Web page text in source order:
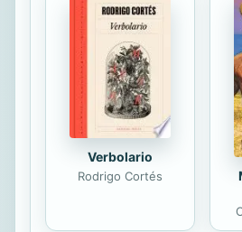
héroes de la
político es
entre denuncia y
posicionamiento
través de géneros
la ...
Verbolario
Rodrigo Cortés